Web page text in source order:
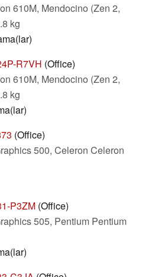
610M, Mendocino (Zen 2,
kg
R7VH (Office)
610M, Mendocino (Zen 2,
kg
(Office)
500, Celeron Celeron
P3ZM (Office)
505, Pentium Pentium